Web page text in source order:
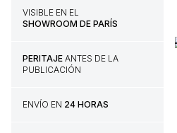
VISIBLE EN EL
SHOWROOM DE PARÍS
PERITAJE ANTES DE LA
PUBLICACIÓN
ENVÍO EN 24 HORAS